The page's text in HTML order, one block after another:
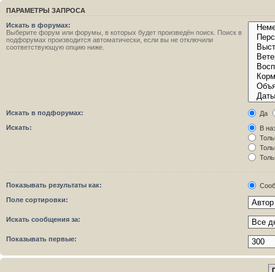
ПАРАМЕТРЫ ЗАПРОСА
Искать в форумах:
Выберите форум или форумы, в которых будет произведён поиск. Поиск в
подфорумах производится автоматически, если вы не отключили
соответствующую опцию ниже.
Искать в подфорумах:
Да
Искать:
В
Показывать результаты как:
Поле сортировки:
Искать сообщения за:
Показывать первые: